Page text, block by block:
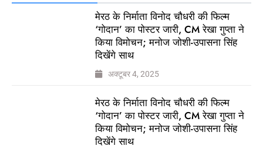
मेरठ के निर्माता विनोद चौधरी की फिल्म
‘गोदान’ का पोस्टर जारी, CM रेखा गुप्ता ने
किया विमोचन; मनोज जोशी-उपासना सिंह
दिखेंगे साथ
अक्टूबर 4, 2025
मेरठ के निर्माता विनोद चौधरी की फिल्म
‘गोदान’ का पोस्टर जारी, CM रेखा गुप्ता ने
किया विमोचन; मनोज जोशी-उपासना सिंह
दिखेंगे साथ